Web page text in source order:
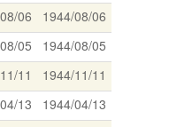
06
1944/08/06
05
1944/08/05
11
1944/11/11
13
1944/04/13